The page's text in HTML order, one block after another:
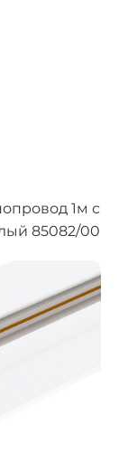
1м с
85082/00